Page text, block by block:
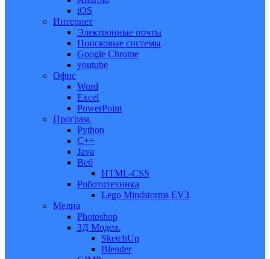
iOS
Интернет
Электронные почты
Поисковые системы
Google Chrome
youtube
Офис
Word
Excel
PowerPoint
Програм.
Python
C++
Java
Веб
HTML-CSS
Робототехника
Lego Mindstorms EV3
Медиа
Photoshop
3Д Модел.
SketchUp
Blender